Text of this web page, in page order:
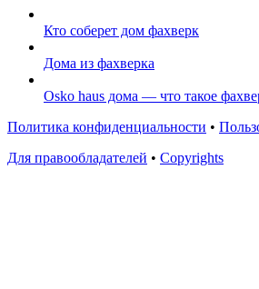
Кто соберет дом фахверк
Дома из фахверка
Osko haus дома — что такое
Политика конфиденциальности •
Для правообладателей • Copyrights